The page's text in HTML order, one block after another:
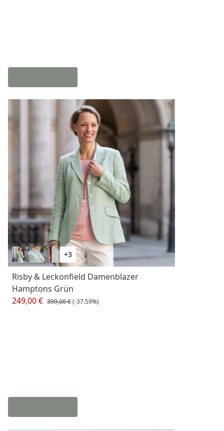
+3
Risby & Leckonfield Damenblazer
Hamptons Grün
249,00 € 399,00 €(-37.59%)